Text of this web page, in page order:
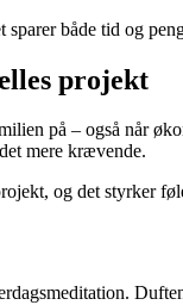
både tid og
projekt
på – også når
mere krævende.
og det styrker